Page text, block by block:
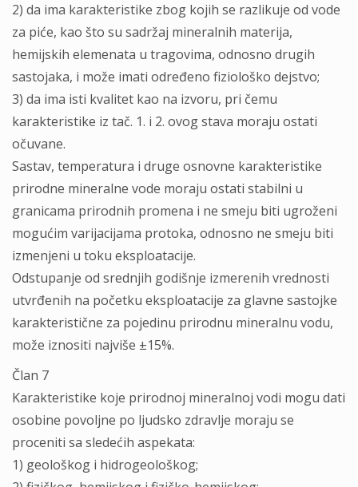
2) da ima karakteristike zbog kojih se razlikuje od vode
za piće, kao što su sadržaj mineralnih materija,
hemijskih elemenata u tragovima, odnosno drugih
sastojaka, i može imati određeno fiziološko dejstvo;
3) da ima isti kvalitet kao na izvoru, pri čemu
karakteristike iz tač. 1. i 2. ovog stava moraju ostati
očuvane.
Sastav, temperatura i druge osnovne karakteristike
prirodne mineralne vode moraju ostati stabilni u
granicama prirodnih promena i ne smeju biti ugroženi
mogućim varijacijama protoka, odnosno ne smeju biti
izmenjeni u toku eksploatacije.
Odstupanje od srednjih godišnje izmerenih vrednosti
utvrđenih na početku eksploatacije za glavne sastojke
karakteristične za pojedinu prirodnu mineralnu vodu,
može iznositi najviše ±15%.
Član 7
Karakteristike koje prirodnoj mineralnoj vodi mogu dati
osobine povoljne po ljudsko zdravlje moraju se
proceniti sa sledećih aspekata:
1) geološkog i hidrogeološkog;